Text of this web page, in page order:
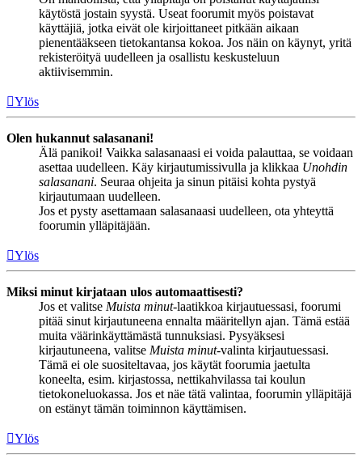
käytöstä jostain syystä. Useat foorumit myös poistavat
käyttäjiä, jotka eivät ole kirjoittaneet pitkään aikaan
pienentääkseen tietokantansa kokoa. Jos näin on käynyt, yritä
rekisteröityä uudelleen ja osallistu keskusteluun
aktiivisemmin.
Ylös
Olen hukannut salasanani!
Älä panikoi! Vaikka salasanaasi ei voida palauttaa, se voidaan
asettaa uudelleen. Käy kirjautumissivulla ja klikkaa Unohdin
salasanani. Seuraa ohjeita ja sinun pitäisi kohta pystyä
kirjautumaan uudelleen.
Jos et pysty asettamaan salasanaasi uudelleen, ota yhteyttä
foorumin ylläpitäjään.
Ylös
Miksi minut kirjataan ulos automaattisesti?
Jos et valitse Muista minut-laatikkoa kirjautuessasi, foorumi
pitää sinut kirjautuneena ennalta määritellyn ajan. Tämä estää
muita väärinkäyttämästä tunnuksiasi. Pysyäksesi
kirjautuneena, valitse Muista minut-valinta kirjautuessasi.
Tämä ei ole suositeltavaa, jos käytät foorumia jaetulta
koneelta, esim. kirjastossa, nettikahvilassa tai koulun
tietokoneluokassa. Jos et näe tätä valintaa, foorumin ylläpitäjä
on estänyt tämän toiminnon käyttämisen.
Ylös